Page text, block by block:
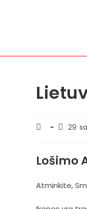
29
Lošimo
Atminkite,